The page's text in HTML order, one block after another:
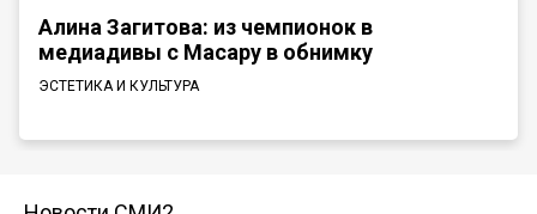
Алина Загитова: из чемпионок в
медиадивы с Масару в обнимку
ЭСТЕТИКА И КУЛЬТУРА